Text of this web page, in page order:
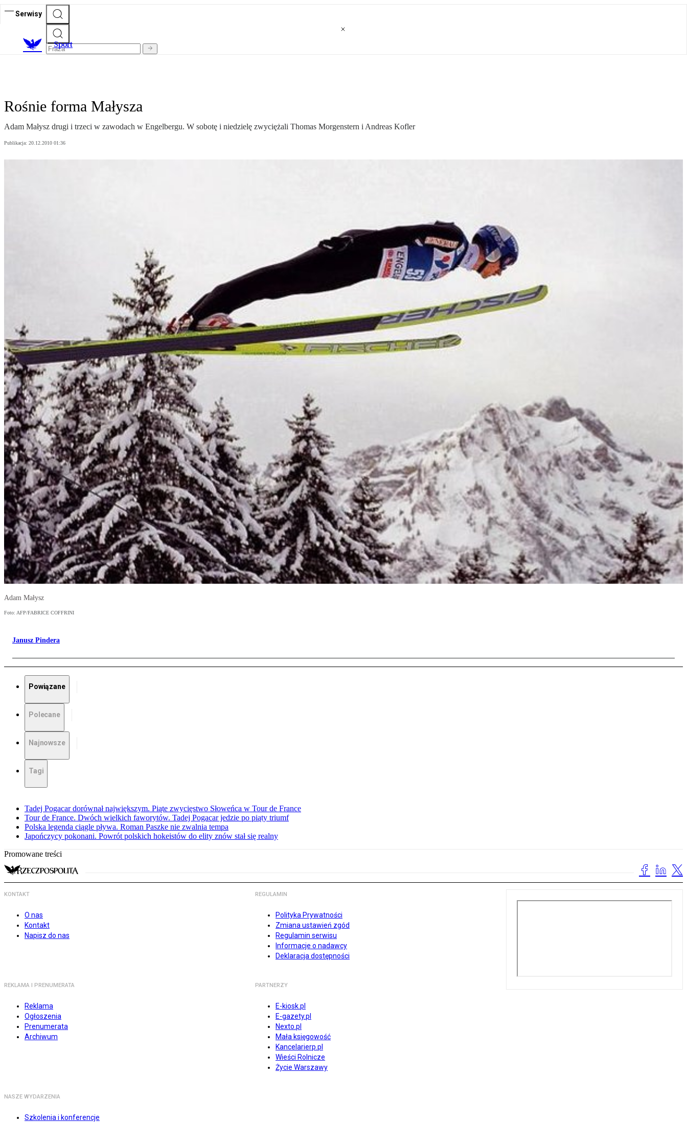
Serwisy
Sport
Rośnie forma Małysza
Adam Małysz drugi i trzeci w zawodach w Engelbergu. W sobotę i niedzielę zwyciężali Thomas Morgenstern i Andreas Kofler
Publikacja: 20.12.2010 01:36
Adam Małysz
Foto: AFP/FABRICE COFFRINI
Janusz Pindera
Powiązane
Polecane
Najnowsze
Tagi
Tadej Pogacar dorównał największym. Piąte zwycięstwo Słoweńca w Tour de France
Tour de France. Dwóch wielkich faworytów. Tadej Pogacar jedzie po piąty triumf
Polska legenda ciągle pływa. Roman Paszke nie zwalnia tempa
Japończycy pokonani. Powrót polskich hokeistów do elity znów stał się realny
Promowane treści
KONTAKT
O nas
Kontakt
Napisz do nas
REGULAMIN
Polityka Prywatności
Zmiana ustawień zgód
Regulamin serwisu
Informacje o nadawcy
Deklaracja dostępności
REKLAMA I PRENUMERATA
Reklama
Ogłoszenia
Prenumerata
Archiwum
PARTNERZY
E-kiosk.pl
E-gazety.pl
Nexto.pl
Mała księgowość
Kancelarierp.pl
Wieści Rolnicze
Życie Warszawy
NASZE WYDARZENIA
Szkolenia i konferencje